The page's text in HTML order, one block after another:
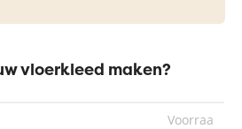
vloerkleed maken?
Voorraa